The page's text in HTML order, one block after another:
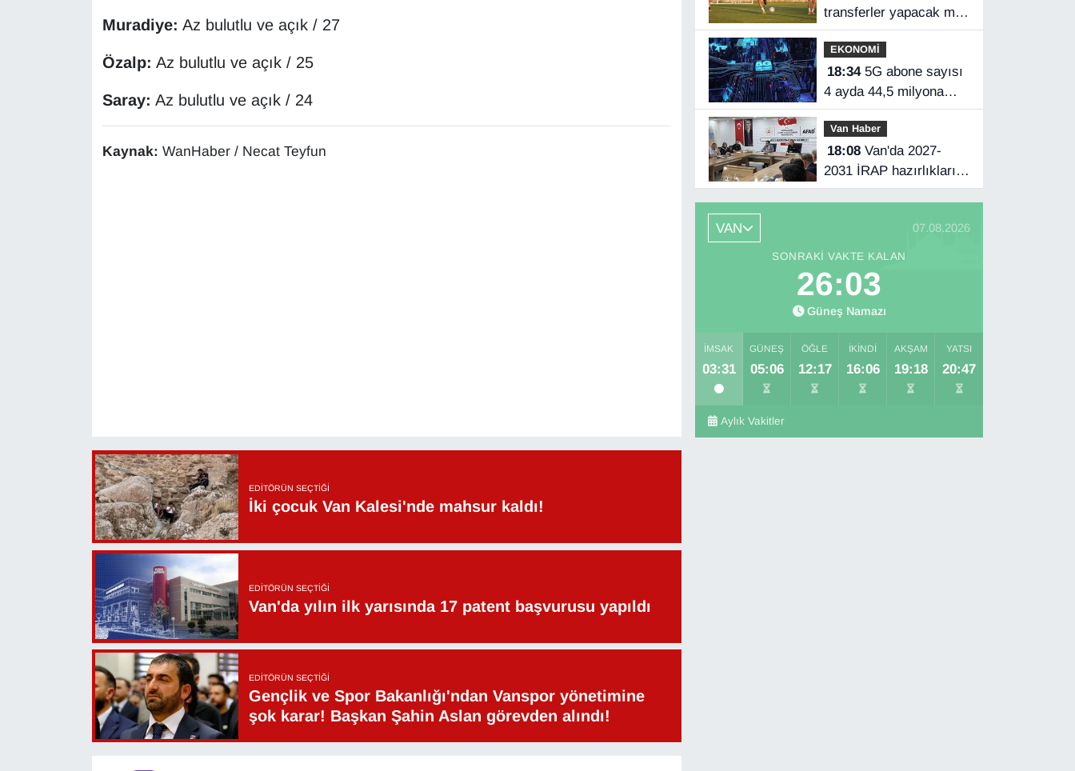
Muradiye: Az bulutlu ve açık / 27
Özalp: Az bulutlu ve açık / 25
Saray: Az bulutlu ve açık / 24
Kaynak: WanHaber / Necat Teyfun
EDITÖRÜN SEÇTIĞI
İki çocuk Van Kalesi'nde mahsur kaldı!
EDITÖRÜN SEÇTIĞI
Van'da yılın ilk yarısında 17 patent başvurusu yapıldı
EDITÖRÜN SEÇTIĞI
Gençlik ve Spor Bakanlığı'ndan Vanspor yönetimine
şok karar! Başkan Şahin Aslan görevden alındı!
transferler yapacak mı?
Başkan Özgür İreç İlhan
açıkladı
EKONOMİ
18:345G abone sayısı
4 ayda 44,5 milyona
ulaştı
Van Haber
18:08Van'da 2027-
2031 İRAP hazırlıkları
başladı
VAN 07.08.2026
SONRAKI VAKTE KALAN
26:02
Güneş Namazı
İMSAK
03:31
GÜNEŞ
05:06
ÖĞLE
12:17
İKINDI
16:06
AKŞAM
19:18
YATSI
20:47
Aylık Vakitler
TEKNOLOJİ